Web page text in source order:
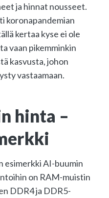
ja hinnat nousseet.
koronapandemian
kertaa kyse ei ole
vaan pikemminkin
kasvusta, johon
vastaamaan.
hinta –
esimerkki AI-buumin
on RAM-muistin
DDR4 ja DDR5-